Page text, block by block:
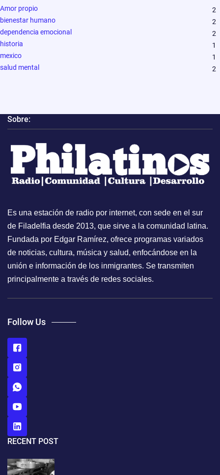
Amor propio
2
bienestar humano
2
dependencia emocional
2
historia
1
mexico
1
salud mental
2
Sobre:
Es una estación de radio por internet, con sede en el sur
de Filadelfia desde 2013, que sirve a la comunidad latina.
Fundada por Edgar Ramírez, ofrece programas variados
de noticias, cultura, música y salud, enfocándose en la
unión e información de los inmigrantes. Se transmiten
principalmente a través de redes sociales.
Follow Us
RECENT POST